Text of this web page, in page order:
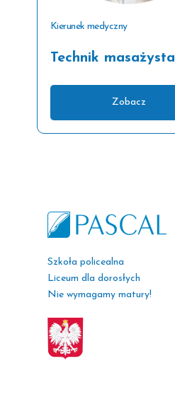
Kierunek medyczny
Technik masażysta
Zobacz
Szkoła policealna
Liceum dla dorosłych
Nie wymagamy matury!